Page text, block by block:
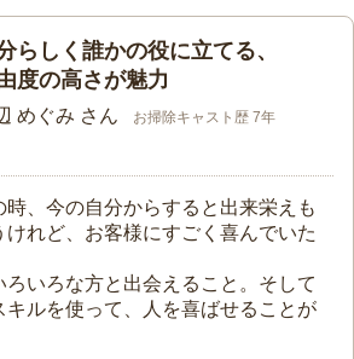
らしく誰かの役に立てる、
度の高さが魅力
めぐみ さん お掃除キャスト歴 7年
、今の自分からすると出来栄えも
れど、お客様にすごく喜んでいた
ろいろな方と出会えること。そして
キルを使って、人を喜ばせることが